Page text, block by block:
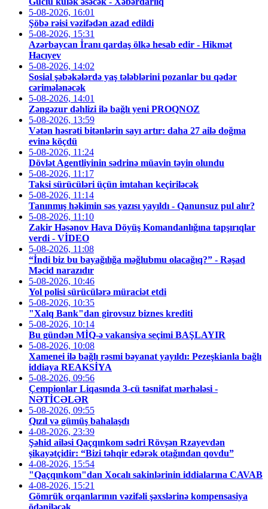
5-08-2026, 16:01
Şöbə rəisi vəzifədən azad edildi
5-08-2026, 15:31
Azərbaycan İranı qardaş ölkə hesab edir - Hikmət
Hacıyev
5-08-2026, 14:02
Sosial şəbəkələrdə yaş tələblərini pozanlar bu qədər
cərimələnəcək
5-08-2026, 14:01
Zəngəzur dəhlizi ilə bağlı yeni PROQNOZ
5-08-2026, 13:59
Vətən həsrəti bitənlərin sayı artır: daha 27 ailə doğma
evinə köçdü
5-08-2026, 11:24
Dövlət Agentliyinin sədrinə müavin təyin olundu
5-08-2026, 11:17
Taksi sürücüləri üçün imtahan keçiriləcək
5-08-2026, 11:14
Tanınmış həkimin səs yazısı yayıldı - Qanunsuz pul alır?
5-08-2026, 11:10
Zakir Həsənov Hava Döyüş Komandanlığına tapşırıqlar
verdi - VİDEO
5-08-2026, 11:08
“İndi biz bu bayağılığa məğlubmu olacağıq?” - Rəşad
Məcid narazıdır
5-08-2026, 10:46
Yol polisi sürücülərə müraciət etdi
5-08-2026, 10:35
"Xalq Bank"dan girovsuz biznes krediti
5-08-2026, 10:14
Bu gündən MİQ-ə vakansiya seçimi BAŞLAYIR
5-08-2026, 10:08
Xamenei ilə bağlı rəsmi bəyanat yayıldı: Pezeşkianla bağlı
iddiaya REAKSİYA
5-08-2026, 09:56
Çempionlar Liqasında 3-cü təsnifat mərhələsi -
NƏTİCƏLƏR
5-08-2026, 09:55
Qızıl və gümüş bahalaşdı
4-08-2026, 23:39
Şəhid ailəsi Qaçqınkom sədri Rövşən Rzayevdən
şikayətçidir: “Bizi təhqir edərək otağından qovdu”
4-08-2026, 15:54
"Qaçqınkom"dan Xocalı sakinlərinin iddialarına CAVAB
4-08-2026, 15:21
Gömrük orqanlarının vəzifəli şəxslərinə kompensasiya